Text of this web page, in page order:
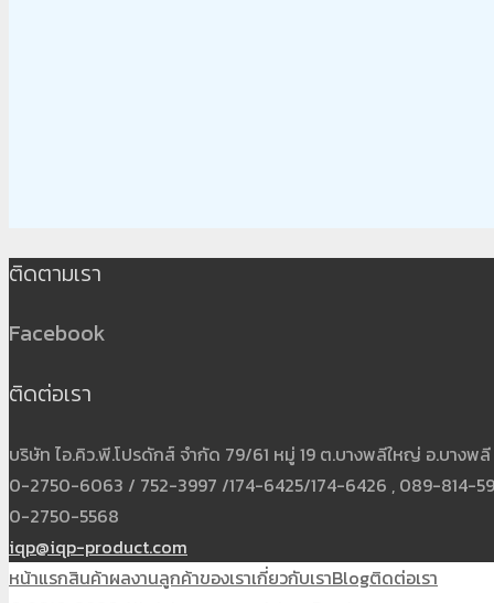
ติดตามเรา
Facebook
ติดต่อเรา
บริษัท ไอ.คิว.พี.โปรดักส์ จำกัด 79/61 หมู่ 19 ต.บางพลีใหญ่ อ.บางพ
0-2750-6063 / 752-3997 /174-6425/174-6426 , 089-814-
0-2750-5568
iqp@iqp-product.com
หน้าแรกสินค้าผลงานลูกค้าของเราเกี่ยวกับเราBlogติดต่อเรา